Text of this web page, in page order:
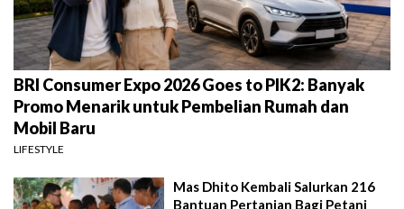
BRI Consumer Expo 2026 Goes to PIK2: Banyak
Promo Menarik untuk Pembelian Rumah dan
Mobil Baru
LIFESTYLE
Mas Dhito Kembali Salurkan 216
Bantuan Pertanian Bagi Petani